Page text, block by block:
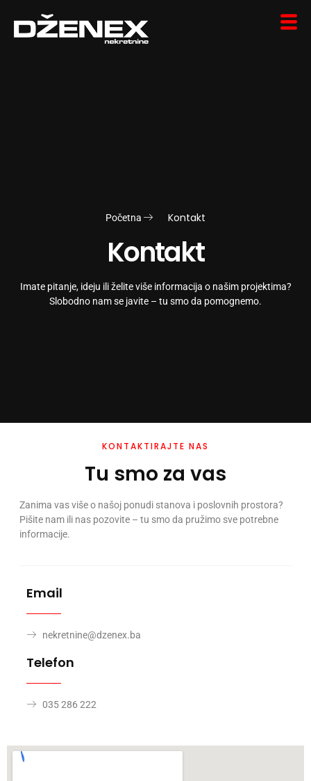
Početna Kontakt
Kontakt
Imate pitanje, ideju ili želite više informacija o našim projektima?
Slobodno nam se javite – tu smo da pomognemo.
KONTAKTIRAJTE NAS
Tu smo za vas
Zanima vas više o našoj ponudi stanova i poslovnih prostora?
Pišite nam ili nas pozovite – tu smo da pružimo sve potrebne
informacije.
Email
nekretnine@dzenex.ba
Telefon
035 286 222